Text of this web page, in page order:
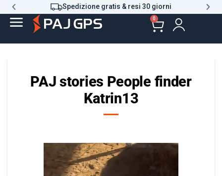
Spedizione gratis & resi 30 giorni
0
PAJ stories People finder
Katrin13